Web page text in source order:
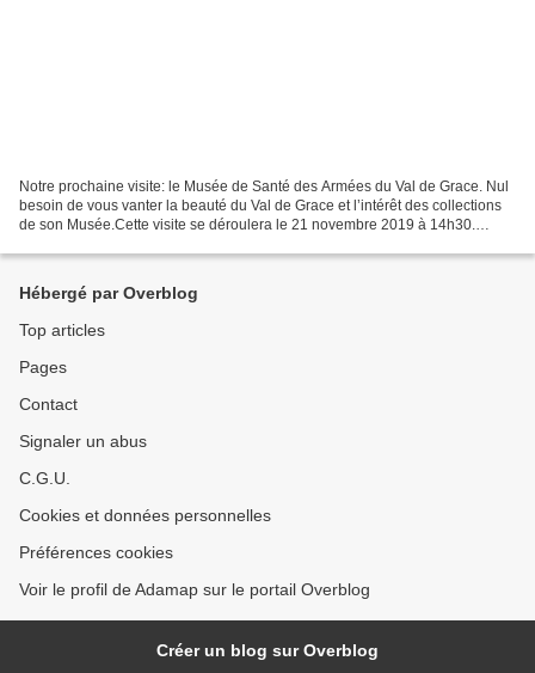
Notre prochaine visite: le Musée de Santé des Armées du Val de Grace. Nul
besoin de vous vanter la beauté du Val de Grace et l’intérêt des collections
de son Musée.Cette visite se déroulera le 21 novembre 2019 à 14h30.
Hébergé par Overblog
Top articles
Pages
Contact
Signaler un abus
C.G.U.
Cookies et données personnelles
Préférences cookies
Voir le profil de Adamap sur le portail Overblog
Créer un blog sur Overblog